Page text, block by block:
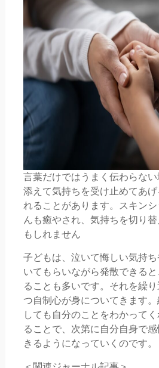
言葉だけではうまく伝わらな
添えて気持ちを受け止めてあげ
れることがあります。スキン
んも癒やされ、気持ちを切り
もしれません
子どもは、泣いて悔しい気持
いてもらいながら発散できる
ることも多いです。それを繰
つ自制心が身についてきます
しても自分のことをわかって
ることで、次第に自分自身で
きるようになっていくのです。